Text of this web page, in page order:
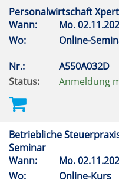
Personalwirtschaft
Wann:
Mo.
Wo:
Online-
Nr.:
A550A032D
Status:
Anmeldung
Betriebliche
Seminar
Wann:
Mo.
Wo:
Online-Kurs